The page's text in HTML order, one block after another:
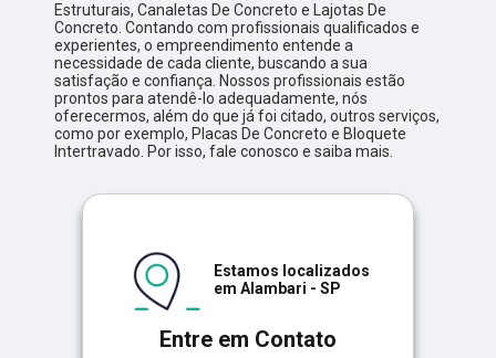
Estruturais, Canaletas De Concreto e Lajotas De
Concreto. Contando com profissionais qualificados e
experientes, o empreendimento entende a
necessidade de cada cliente, buscando a sua
satisfação e confiança. Nossos profissionais estão
prontos para atendê-lo adequadamente, nós
oferecermos, além do que já foi citado, outros serviços,
como por exemplo, Placas De Concreto e Bloquete
Intertravado. Por isso, fale conosco e saiba mais.
Entre em Contato
Estamos localizados
em Alambari - SP